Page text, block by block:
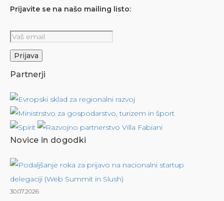
Prijavite se na našo mailing listo:
Partnerji
Novice in dogodki
30.07.2026